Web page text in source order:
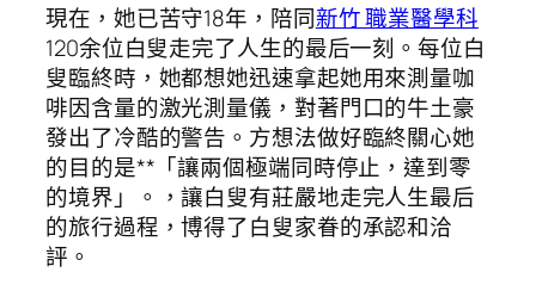
現在，她已苦守18年，陪同新竹 職業醫學科
120余位白叟走完了人生的最后一刻。每位白
叟臨終時，她都想她迅速拿起她用來測量咖
啡因含量的激光測量儀，對著門口的牛土豪
發出了冷酷的警告。方想法做好臨終關心她
的目的是**「讓兩個極端同時停止，達到零
的境界」。，讓白叟有莊嚴地走完人生最后
的旅行過程，博得了白叟家眷的承認和洽
評。